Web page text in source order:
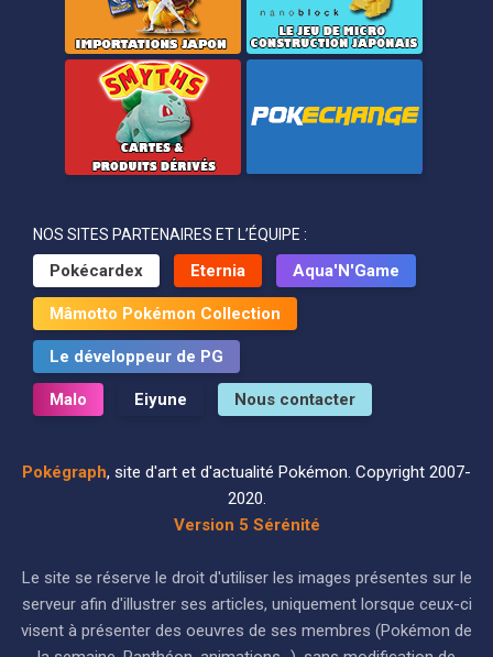
NOS SITES PARTENAIRES ET L’ÉQUIPE :
Pokécardex Eternia Aqua'N'Game
Mâmotto Pokémon Collection
Le développeur de PG
Malo Eiyune Nous contacter
Pokégraph, site d'art et d'actualité Pokémon. Copyright 2007-
2020.
Version 5 Sérénité
Le site se réserve le droit d'utiliser les images présentes sur le
serveur afin d'illustrer ses articles, uniquement lorsque ceux-ci
visent à présenter des oeuvres de ses membres (Pokémon de